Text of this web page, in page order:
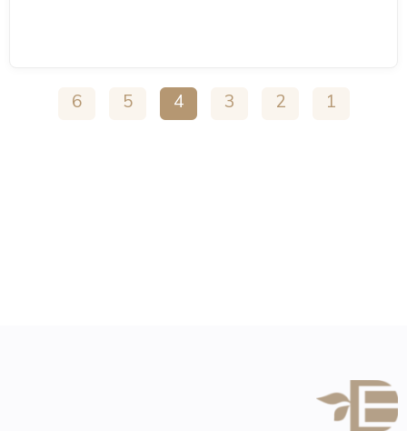
1
2
3
4
5
6